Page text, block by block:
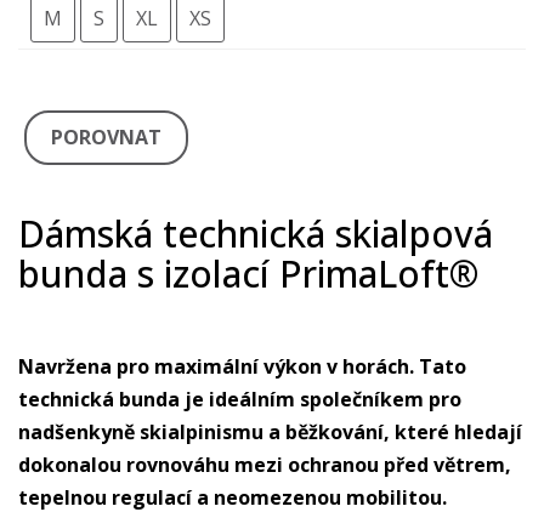
M
S XL XS
POROVNAT
Dámská technická skialpová
bunda s izolací PrimaLoft®
Navržena pro maximální výkon v horách. Tato
technická bunda je ideálním společníkem pro
nadšenkyně skialpinismu a běžkování, které hledají
dokonalou rovnováhu mezi ochranou před větrem,
tepelnou regulací a neomezenou mobilitou.